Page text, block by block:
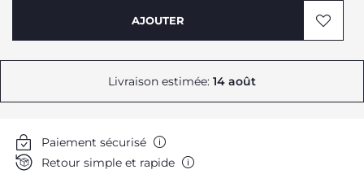
AJOUTER
Livraison estimée: 14 août
Paiement sécurisé
Retour simple et rapide